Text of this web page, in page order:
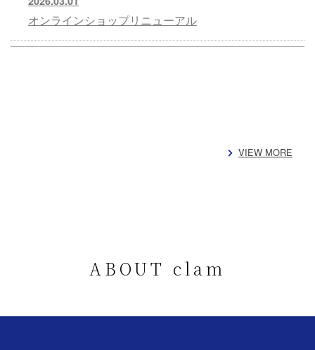
オンラインショップリニューアル
VIEW MORE
ABOUT clam